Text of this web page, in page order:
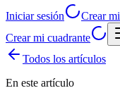
Iniciar sesión
Crear
Crear mi cuadrante
Todos los artículos
En este artículo